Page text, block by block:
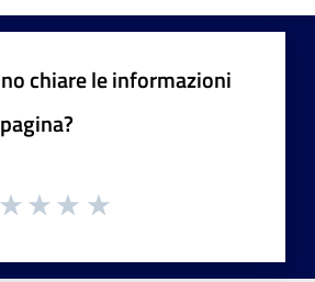
chiare le informazioni